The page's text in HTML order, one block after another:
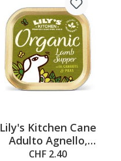
Lily's Kitchen Cane
Adulto Agnello,
150g
CHF 2.40